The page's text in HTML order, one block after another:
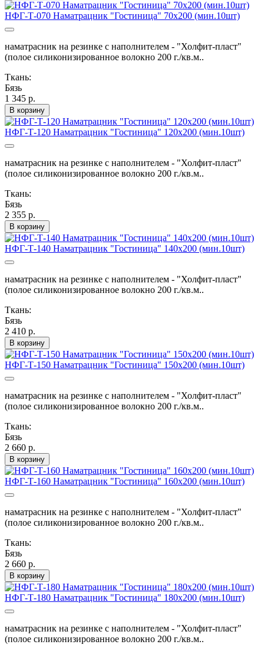
НФГ-Т-070 Наматрацник "Гостиница" 70х200 (мин.10шт)
наматрасник на резинке с наполнителем - "Холфит-пласт"
(полое силиконизированное волокно 200 г./кв.м..
Ткань:
Бязь
1 345 р.
В корзину
НФГ-Т-120 Наматрацник "Гостиница" 120х200 (мин.10шт)
наматрасник на резинке с наполнителем - "Холфит-пласт"
(полое силиконизированное волокно 200 г./кв.м..
Ткань:
Бязь
2 355 р.
В корзину
НФГ-Т-140 Наматрацник "Гостиница" 140х200 (мин.10шт)
наматрасник на резинке с наполнителем - "Холфит-пласт"
(полое силиконизированное волокно 200 г./кв.м..
Ткань:
Бязь
2 410 р.
В корзину
НФГ-Т-150 Наматрацник "Гостиница" 150х200 (мин.10шт)
наматрасник на резинке с наполнителем - "Холфит-пласт"
(полое силиконизированное волокно 200 г./кв.м..
Ткань:
Бязь
2 660 р.
В корзину
НФГ-Т-160 Наматрацник "Гостиница" 160х200 (мин.10шт)
наматрасник на резинке с наполнителем - "Холфит-пласт"
(полое силиконизированное волокно 200 г./кв.м..
Ткань:
Бязь
2 660 р.
В корзину
НФГ-Т-180 Наматрацник "Гостиница" 180х200 (мин.10шт)
наматрасник на резинке с наполнителем - "Холфит-пласт"
(полое силиконизированное волокно 200 г./кв.м..